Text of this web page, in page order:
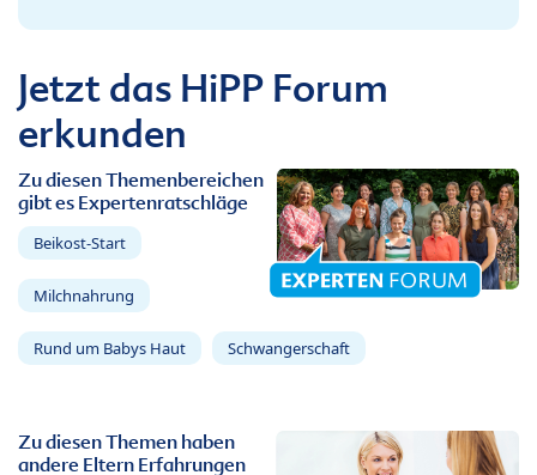
Jetzt das HiPP Forum
erkunden
Zu diesen Themenbereichen
gibt es Expertenratschläge
Beikost-Start
Milchnahrung
Rund um Babys Haut Schwangerschaft
Zu diesen Themen haben
andere Eltern Erfahrungen